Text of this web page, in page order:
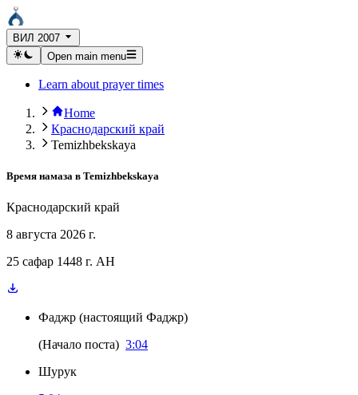
ВИЛ 2007
Open main menu
Learn about prayer times
Home
Краснодарский край
Temizhbekskaya
Время намаза в Temizhbekskaya
Краснодарский край
8 августа 2026 г.
25 сафар 1448 г. AH
Фаджр (настоящий Фаджр)
(Начало поста) 3:04
Шурук